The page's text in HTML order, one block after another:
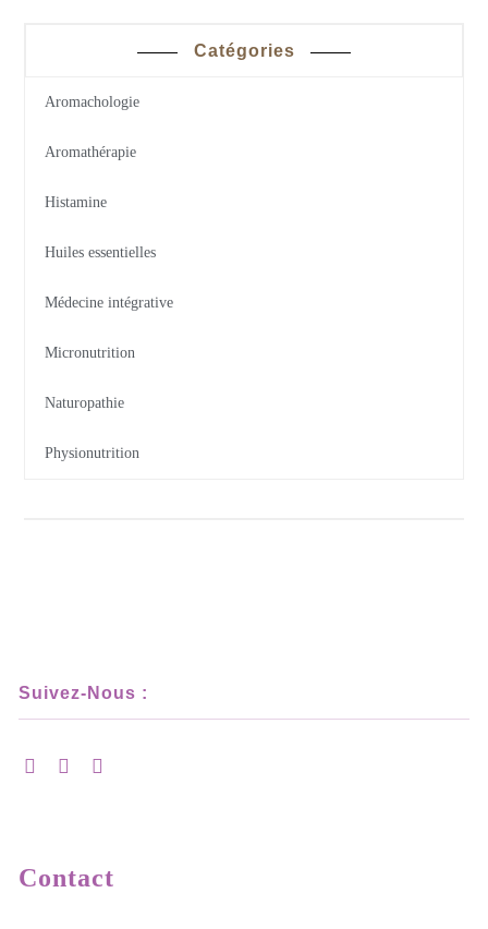
Catégories
Aromachologie
Aromathérapie
Histamine
Huiles essentielles
Médecine intégrative
Micronutrition
Naturopathie
Physionutrition
Suivez-Nous :
Contact